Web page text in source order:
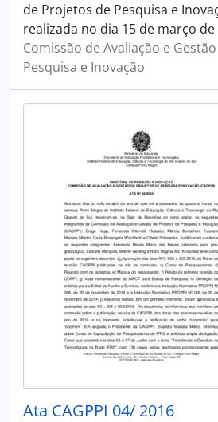
de Projetos de Pesquisa e
realizada no dia 15 de março de
Comissão de Avaliação e
Pesquisa e Inovação
Ata CAGPPI 04/ 2016